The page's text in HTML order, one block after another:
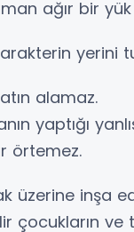
ağır bir
yerini
alamaz.
yaptığı
örtemez.
üzerine inşa
çocukların ve